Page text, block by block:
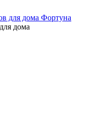
дома